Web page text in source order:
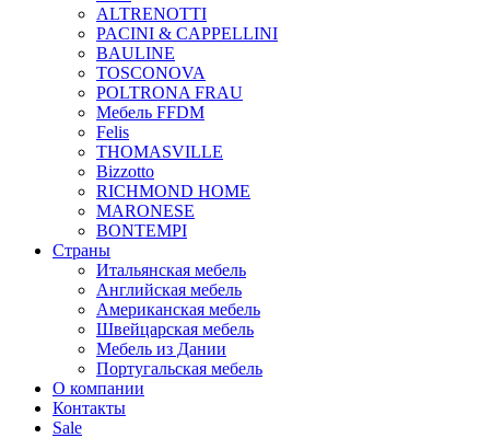
ALTRENOTTI
PACINI & CAPPELLINI
BAULINE
TOSCONOVA
POLTRONA FRAU
Мебель FFDM
Felis
THOMASVILLE
Bizzotto
RICHMOND HOME
MARONESE
BONTEMPI
Страны
Итальянская мебель
Английская мебель
Американская мебель
Швейцарская мебель
Мебель из Дании
Португальская мебель
О компании
Контакты
Sale